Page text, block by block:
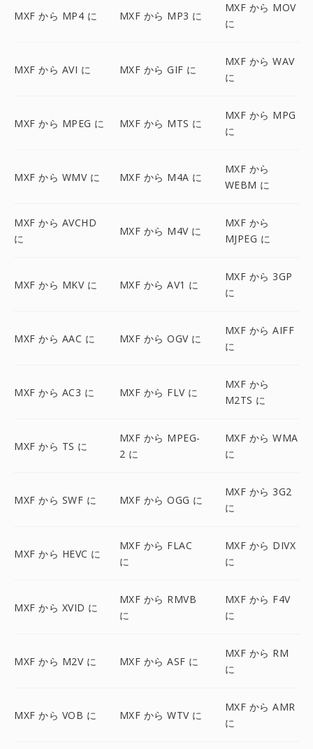
MXF から MP4 に MXF から MP3 に
MXF から MOV
に
MXF から AVI に MXF から GIF に
MXF から WAV
に
MXF から MPEG に MXF から MTS に
MXF から MPG
に
MXF から WMV に MXF から M4A に
MXF から
WEBM に
MXF から AVCHD
に
MXF から M4V に
MXF から
MJPEG に
MXF から MKV に MXF から AV1 に
MXF から 3GP
に
MXF から AAC に MXF から OGV に
MXF から AIFF
に
MXF から AC3 に MXF から FLV に
MXF から
M2TS に
MXF から TS に
MXF から MPEG-
2 に
MXF から WMA
に
MXF から SWF に MXF から OGG に
MXF から 3G2
に
MXF から HEVC に
MXF から FLAC
に
MXF から DIVX
に
MXF から XVID に
MXF から RMVB
に
MXF から F4V
に
MXF から M2V に MXF から ASF に
MXF から RM
に
MXF から VOB に MXF から WTV に
MXF から AMR
に